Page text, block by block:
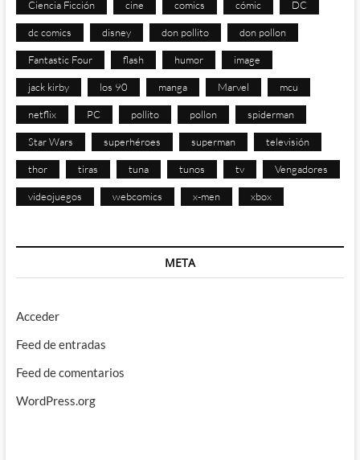
Ciencia Ficción cine comics cómic DC
dc comics disney don pollito don pollon
Fantastic Four flash humor image
jack kirby los 90 manga Marvel mcu
netflix PC pollito pollon spiderman
Star Wars superhéroes superman televisión
thor tiras tuna tunos tv Vengadores
videojuegos webcomics x-men xbox
META
Acceder
Feed de entradas
Feed de comentarios
WordPress.org